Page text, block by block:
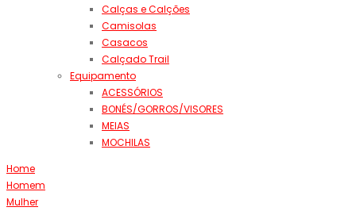
Calças e Calções
Camisolas
Casacos
Calçado Trail
Equipamento
ACESSÓRIOS
BONÉS/GORROS/VISORES
MEIAS
MOCHILAS
Home
Homem
Mulher